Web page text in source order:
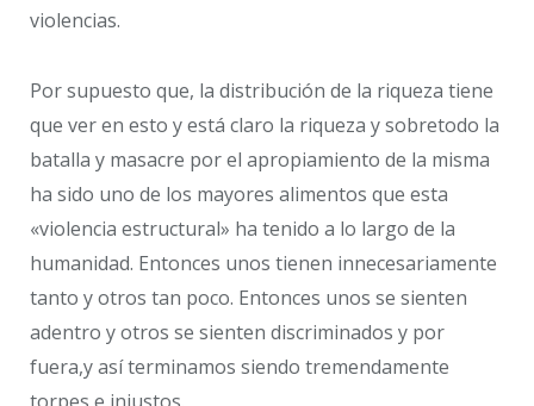
violencias.
Por supuesto que, la distribución de la riqueza tiene
que ver en esto y está claro la riqueza y sobretodo la
batalla y masacre por el apropiamiento de la misma
ha sido uno de los mayores alimentos que esta
«violencia estructural» ha tenido a lo largo de la
humanidad. Entonces unos tienen innecesariamente
tanto y otros tan poco. Entonces unos se sienten
adentro y otros se sienten discriminados y por
fuera,y así terminamos siendo tremendamente
torpes e injustos.